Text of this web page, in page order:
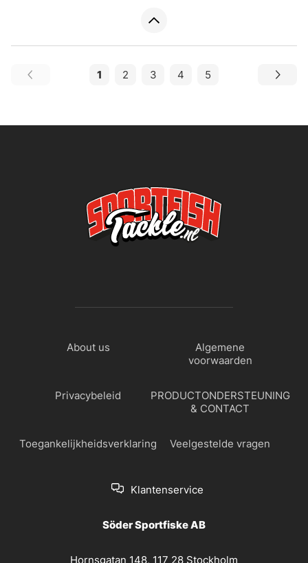
1 2 3 4 5
About us
Algemene
voorwaarden
Privacybeleid
PRODUCTONDERSTEUNING
& CONTACT
Toegankelijkheidsverklaring Veelgestelde vragen
Klantenservice
Söder Sportfiske AB
Hornsgatan 148, 117 28 Stockholm